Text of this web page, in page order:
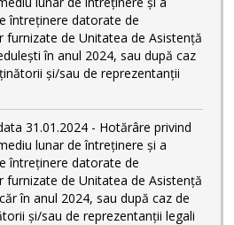
întreținere datorate de
furnizate de Unitatea de Asistență
în anul 2024, sau după caz
și/sau de reprezentanții
31.01.2024 - Hotărâre privind
lunar de întreținere și a
întreținere datorate de
furnizate de Unitatea de Asistență
în anul 2024, sau după caz de
și/sau de reprezentanții legali